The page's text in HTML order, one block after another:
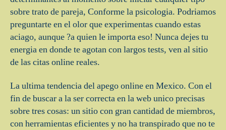
sobre trato de pareja, Conforme la psicologia. Podriamos
preguntarte en el olor que experimentas cuando estas
aciago, aunque ?a quien le importa eso! Nunca dejes tu
energia en donde te agotan con largos tests, ven al sitio
de las citas online reales.
La ultima tendencia del apego online en Mexico. Con el
fin de buscar a la ser correcta en la web unico precisas
sobre tres cosas: un sitio con gran cantidad de miembros,
con herramientas eficientes y no ha transpirado que no te